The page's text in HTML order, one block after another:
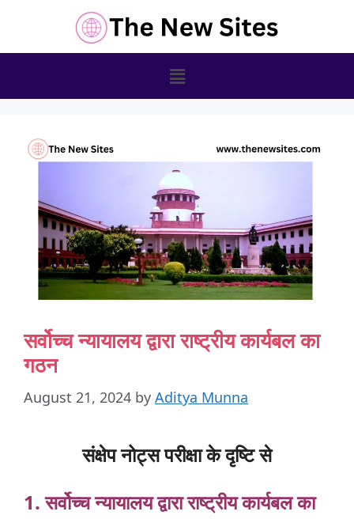
सर्वोच्च न्यायालय द्वारा राष्ट्रीय कार्यबल का
गठन
August 21, 2024 by Aditya Munna
संक्षेप नोट्स परीक्षा के दृष्टि से
1. सर्वोच्चन्यायालयद्वाराराष्ट्रीयकार्यबलका